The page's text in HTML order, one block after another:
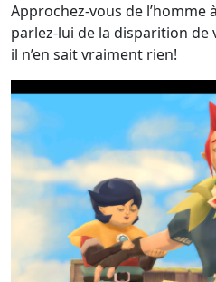
Approchez-vous de
parlez-lui de la disparition de
il n’en sait vraiment rien!